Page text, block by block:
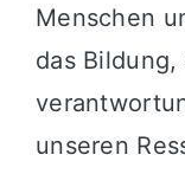
Menschen
das
unseren